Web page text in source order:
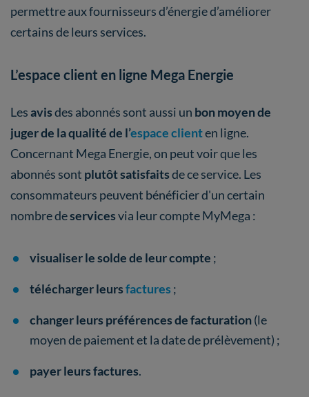
permettre aux fournisseurs d’énergie d’améliorer
certains de leurs services.
L’espace client en ligne Mega Energie
Lesavisdes abonnés sont aussi un bon moyen de
juger de la qualité de l’espace clienten ligne.
Concernant Mega Energie, on peut voir que les
abonnés sont plutôt satisfaitsde ce service. Les
consommateurs peuvent bénéficier d'un certain
nombre deservicesvia leur compte MyMega :
visualiser le solde de leur compte ;
télécharger leursfactures ;
changer leurs préférences de facturation(le
moyen de paiement et la date de prélèvement) ;
payer leurs factures.